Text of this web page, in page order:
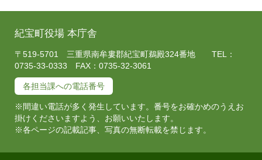
紀宝町役場 本庁舎
〒519-5701 三重県南牟婁郡紀宝町鵜殿324番地 TEL：
0735-33-0333 FAX：0735-32-3061
各担当課への電話番号
※間違い電話が多く発生しています。番号をお確かめのうえお
掛けくださいますよう、お願いいたします。
※各ページの記載記事、写真の無断転載を禁じます。